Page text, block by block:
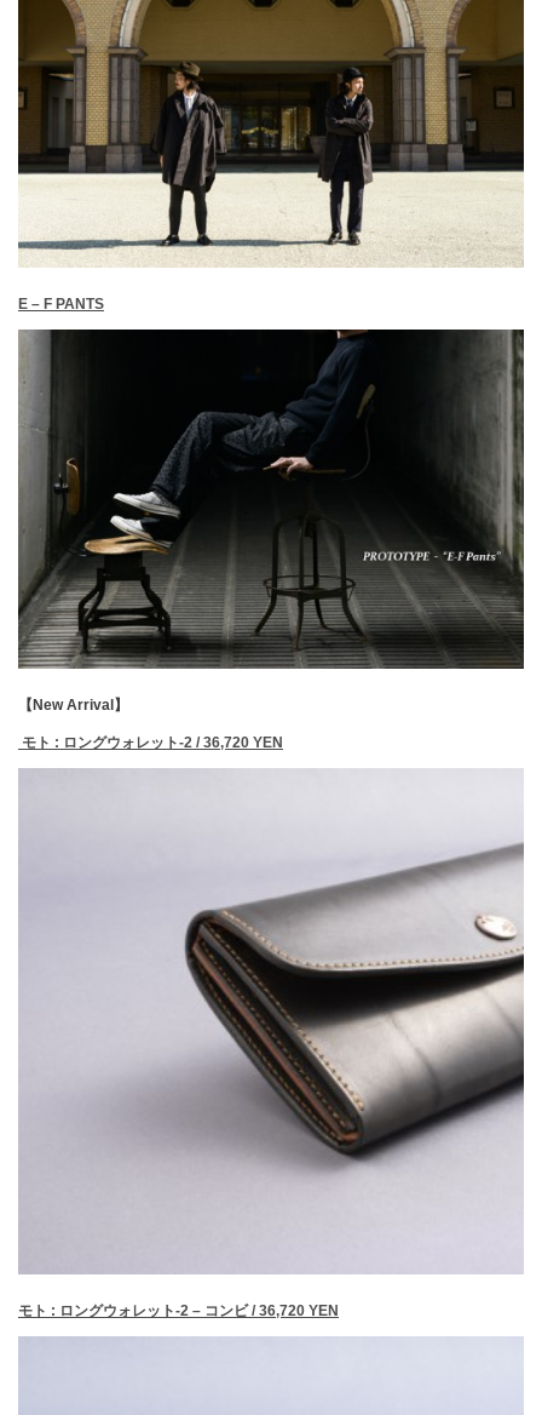
E – F PANTS
【New Arrival】
モト : ロングウォレット-2 / 36,720 YEN
モト : ロングウォレット-2 – コンビ / 36,720 YEN